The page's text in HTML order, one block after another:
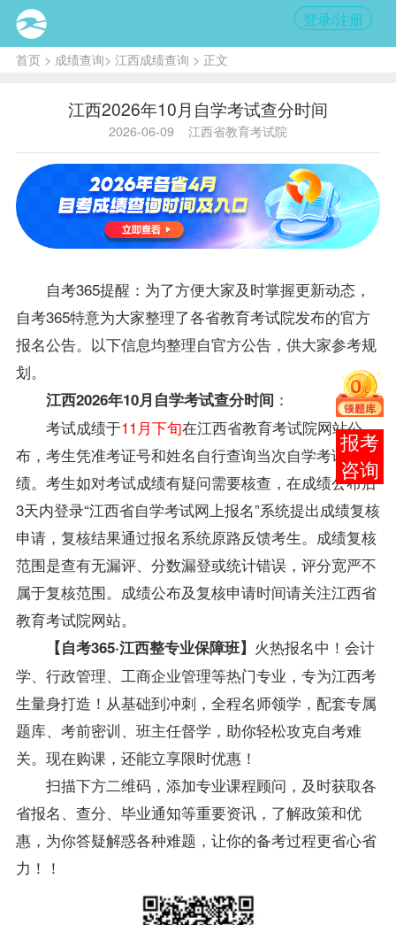
登录/注册
首页> 成绩查询> 江西成绩查询 > 正文
江西2026年10月自学考试查分时间
2026-06-09 江西省教育考试院
自考365提醒：为了方便大家及时掌握更新动态，
自考365特意为大家整理了各省教育考试院发布的官方
报名公告。以下信息均整理自官方公告，供大家参考规
划。
江西2026年10月自学考试查分时间 ：
考试成绩于11月下旬在江西省教育考试院网站公
布，考生凭准考证号和姓名自行查询当次自学考试成
绩。考生如对考试成绩有疑问需要核查，在成绩公布后
3天内登录“江西省自学考试网上报名”系统提出成绩复核
申请，复核结果通过报名系统原路反馈考生。成绩复核
范围是查有无漏评、分数漏登或统计错误，评分宽严不
属于复核范围。成绩公布及复核申请时间请关注江西省
教育考试院网站。
【自考365·江西整专业保障班】 火热报名中！ 会计
学、行政管理、工商企业管理等热门专业，专为江西考
生量身打造！从基础到冲刺，全程名师领学，配套专属
题库、考前密训、班主任督学，助你轻松攻克自考难
关。 现在购课，还能立享限时优惠！
扫描下方二维码，添加专业课程顾问，及时获取各
省报名、查分、毕业通知等重要资讯，了解政策和优
惠，为你答疑解惑各种难题，让你的备考过程更省心省
力！！
报考
咨询